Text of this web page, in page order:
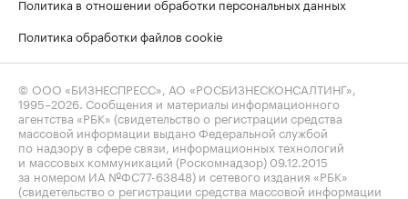
Политика обработки файлов cookie
© ООО «БИЗНЕСПРЕСС», АО «РОСБИЗНЕСКОНСАЛТИНГ»,
1995–2026 . Сообщения и материалы информационного
агентства «РБК» (свидетельство о регистрации средства
массовой информации выдано Федеральной службой
по надзору в сфере связи, информационных технологий
и массовых коммуникаций (Роскомнадзор) 09.12.2015
за номером ИА №ФС77-63848) и сетевого издания «РБК»
(свидетельство о регистрации средства массовой информации